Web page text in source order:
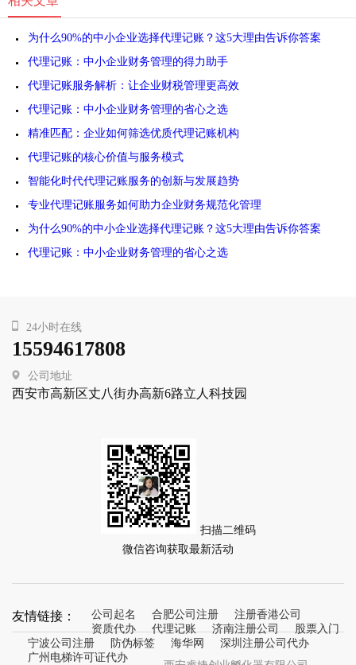
为什么90%的中小企业选择代理记账？这5大理由告诉你答案
代理记账：中小企业财务管理的得力助手
代理记账服务解析：让企业财税管理更高效
代理记账：中小企业财务管理的省心之选
精准匹配：企业如何筛选优质代理记账机构
代理记账的核心价值与服务模式
智能化时代代理记账服务的创新与发展趋势
专业代理记账服务如何助力企业财务规范化管理
为什么90%的中小企业选择代理记账？这5大理由告诉你答案
代理记账：中小企业财务管理的省心之选
24小时在线
15594617808
公司地址
西安市高新区丈八街办高新6路立人科技园
扫描二维码
微信咨询获取最新活动
友情链接： 公司起名 合肥公司注册
注册香港公司
资质代办
代理记账 济南注册公司
股票入门
宁波公司注册
防伪标签 海华网
深圳注册公司代办
广州电梯许可证代办